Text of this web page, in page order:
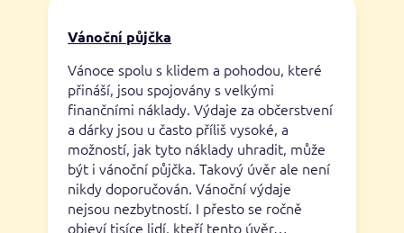
Vánoční půjčka
Vánoce spolu s klidem a pohodou, které
přináší, jsou spojovány s velkými
finančními náklady. Výdaje za občerstvení
a dárky jsou u často příliš vysoké, a
možností, jak tyto náklady uhradit, může
být i vánoční půjčka. Takový úvěr ale není
nikdy doporučován. Vánoční výdaje
nejsou nezbytností. I přesto se ročně
objeví tisíce lidí, kteří tento úvěr…